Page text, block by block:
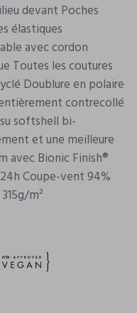
devant Poches
élastiques
avec cordon
Toutes les coutures
Doublure en polaire
contrecollé
softshell bi-
et une meilleure
avec Bionic Finish®
Coupe-vent 94%
m²